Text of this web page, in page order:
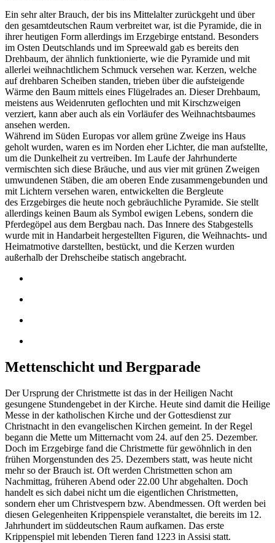
Ein sehr alter Brauch, der bis ins Mittelalter zurückgeht und über
den gesamtdeutschen Raum verbreitet war, ist die Pyramide, die in
ihrer heutigen Form allerdings im Erzgebirge entstand. Besonders
im Osten Deutschlands und im Spreewald gab es bereits den
Drehbaum, der ähnlich funktionierte, wie die Pyramide und mit
allerlei weihnachtlichem Schmuck versehen war. Kerzen, welche
auf drehbaren Scheiben standen, trieben über die aufsteigende
Wärme den Baum mittels eines Flügelrades an. Dieser Drehbaum,
meistens aus Weidenruten geflochten und mit Kirschzweigen
verziert, kann aber auch als ein Vorläufer des Weihnachtsbaumes
ansehen werden.
Während im Süden Europas vor allem grüne Zweige ins Haus
geholt wurden, waren es im Norden eher Lichter, die man aufstellte,
um die Dunkelheit zu vertreiben. Im Laufe der Jahrhunderte
vermischten sich diese Bräuche, und aus vier mit grünen Zweigen
umwundenen Stäben, die am oberen Ende zusammengebunden und
mit Lichtern versehen waren, entwickelten die Bergleute
des Erzgebirges die heute noch gebräuchliche Pyramide. Sie stellt
allerdings keinen Baum als Symbol ewigen Lebens, sondern die
Pferdegöpel aus dem Bergbau nach. Das Innere des Stabgestells
wurde mit in Handarbeit hergestellten Figuren, die Weihnachts- und
Heimatmotive darstellten, bestückt, und die Kerzen wurden
außerhalb der Drehscheibe statisch angebracht.
Mettenschicht und Bergparade
Der Ursprung der Christmette ist das in der Heiligen Nacht
gesungene Stundengebet in der Kirche. Heute sind damit die Heilige
Messe in der katholischen Kirche und der Gottesdienst zur
Christnacht in den evangelischen Kirchen gemeint. In der Regel
begann die Mette um Mitternacht vom 24. auf den 25. Dezember.
Doch im Erzgebirge fand die Christmette für gewöhnlich in den
frühen Morgenstunden des 25. Dezembers statt, was heute nicht
mehr so der Brauch ist. Oft werden Christmetten schon am
Nachmittag, früheren Abend oder 22.00 Uhr abgehalten. Doch
handelt es sich dabei nicht um die eigentlichen Christmetten,
sondern eher um Christvespern bzw. Abendmessen. Oft werden bei
diesen Gelegenheiten Krippenspiele veranstaltet, die bereits im 12.
Jahrhundert im süddeutschen Raum aufkamen. Das erste
Krippenspiel mit lebenden Tieren fand 1223 in Assisi statt.